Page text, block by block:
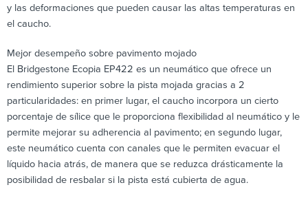
y las deformaciones que pueden causar las altas temperaturas en
el caucho.
Mejor desempeño sobre pavimento mojado
El Bridgestone Ecopia EP422 es un neumático que ofrece un
rendimiento superior sobre la pista mojada gracias a 2
particularidades: en primer lugar, el caucho incorpora un cierto
porcentaje de sílice que le proporciona flexibilidad al neumático y le
permite mejorar su adherencia al pavimento; en segundo lugar,
este neumático cuenta con canales que le permiten evacuar el
líquido hacia atrás, de manera que se reduzca drásticamente la
posibilidad de resbalar si la pista está cubierta de agua.